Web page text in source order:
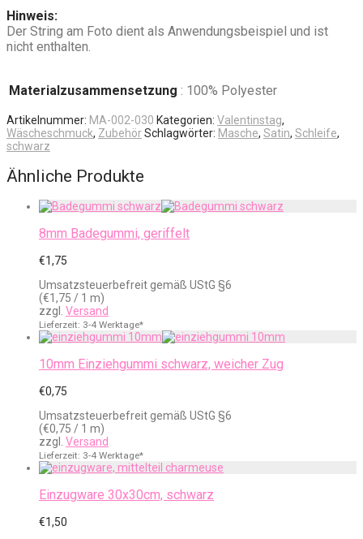
Hinweis:
Der String am Foto dient als Anwendungsbeispiel und ist
nicht enthalten.
Materialzusammensetzung : 100% Polyester
Artikelnummer: MA-002-030 Kategorien: Valentinstag,
Wäscheschmuck, ZubehörSchlagwörter: Masche, Satin, Schleife,
schwarz
Ähnliche Produkte
8mm Badegummi, geriffelt
€1,75
Umsatzsteuerbefreit gemäß UStG §6
(€1,75 / 1 m)
zzgl. Versand
Lieferzeit: 3-4 Werktage*
10mm Einziehgummi schwarz, weicher Zug
€0,75
Umsatzsteuerbefreit gemäß UStG §6
(€0,75 / 1 m)
zzgl. Versand
Lieferzeit: 3-4 Werktage*
Einzugware 30x30cm, schwarz
€1,50